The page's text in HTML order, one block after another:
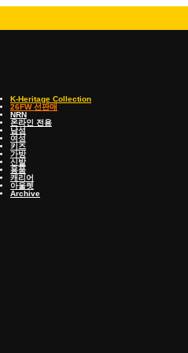
K-Heritage Collection
26FW 선판매
NRN
온라인 전용
남성
여성
키즈
가방
신발
용품
캐리어
아울렛
Archive